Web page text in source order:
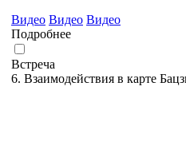
Видео Видео Видео
Подробнее
Встреча
6. Взаимодействия в карте